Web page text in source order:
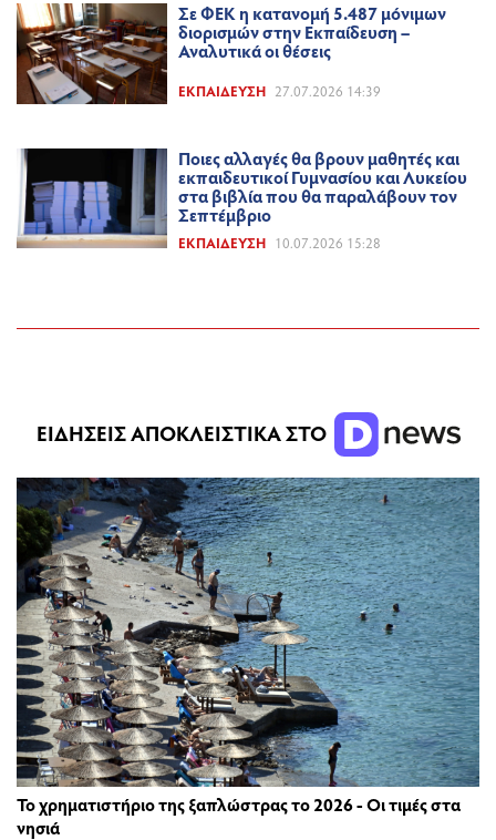
Σε ΦΕΚ η κατανομή 5.487 μόνιμων
διορισμών στην Εκπαίδευση –
Αναλυτικά οι θέσεις
ΕΚΠΑΊΔΕΥΣΗ 27.07.2026 14:39
Ποιες αλλαγές θα βρουν μαθητές και
εκπαιδευτικοί Γυμνασίου και Λυκείου
στα βιβλία που θα παραλάβουν τον
Σεπτέμβριο
ΕΚΠΑΊΔΕΥΣΗ 10.07.2026 15:28
ΕΙΔΗΣΕΙΣ ΑΠΟΚΛΕΙΣΤΙΚΑ ΣΤΟ
Το χρηματιστήριο της ξαπλώστρας το 2026 - Οι τιμές στα
νησιά